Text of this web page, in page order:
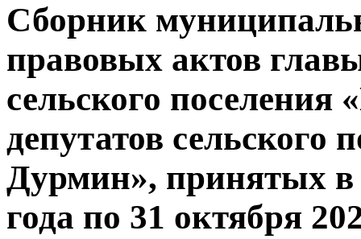
Сборник
правовых актов
сельского
депутатов сельского
Дурмин», принятых в
года по 31 октября